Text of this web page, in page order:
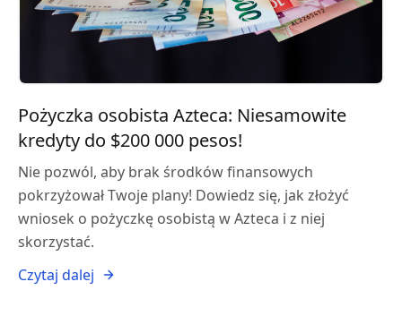
Pożyczka osobista Azteca: Niesamowite
kredyty do $200 000 pesos!
Nie pozwól, aby brak środków finansowych
pokrzyżował Twoje plany! Dowiedz się, jak złożyć
wniosek o pożyczkę osobistą w Azteca i z niej
skorzystać.
Czytaj dalej